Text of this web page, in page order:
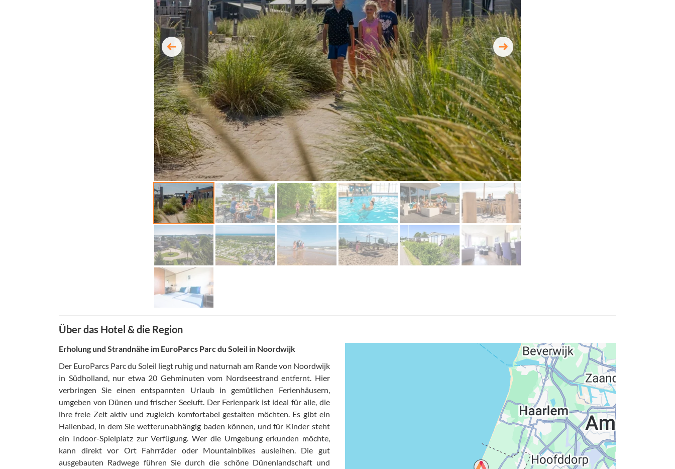
Über das Hotel & die Region
Erholung und Strandnähe im EuroParcs Parc du Soleil in Noordwijk
Der EuroParcs Parc du Soleil liegt ruhig und naturnah am Rande von Noordwijk
in Südholland, nur etwa 20 Gehminuten vom Nordseestrand entfernt. Hier
verbringen Sie einen entspannten Urlaub in gemütlichen Ferienhäusern,
umgeben von Dünen und frischer Seeluft. Der Ferienpark ist ideal für alle, die
ihre freie Zeit aktiv und zugleich komfortabel gestalten möchten. Es gibt ein
Hallenbad, in dem Sie wetterunabhängig baden können, und für Kinder steht
ein Indoor-Spielplatz zur Verfügung. Wer die Umgebung erkunden möchte,
kann direkt vor Ort Fahrräder oder Mountainbikes ausleihen. Die gut
ausgebauten Radwege führen Sie durch die schöne Dünenlandschaft und